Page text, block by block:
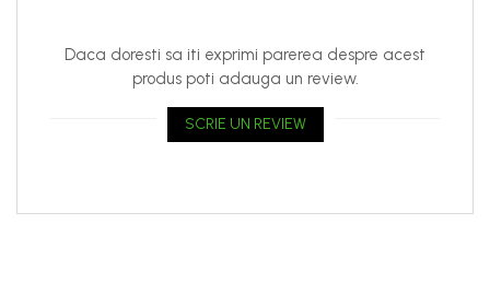
Daca doresti sa iti exprimi parerea despre acest
produs poti adauga un review.
SCRIE UN REVIEW